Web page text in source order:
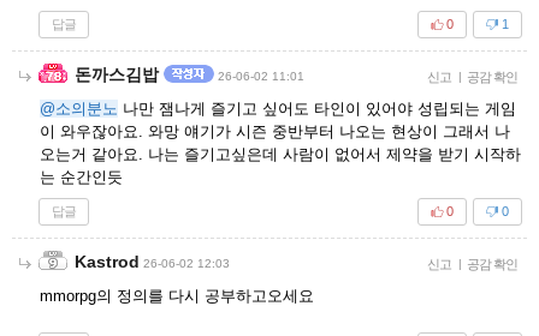
답글 1
0
돈까스김밥 26-06-02 11:01 신고 | 공감 확인
@소의분노 나만 잼나게 즐기고 싶어도 타인이 있어야 성립되는 게임
이 와우잖아요. 와망 얘기가 시즌 중반부터 나오는 현상이 그래서 나
오는거 같아요. 나는 즐기고싶은데 사람이 없어서 제약을 받기 시작하
는 순간인듯
답글 0
0
Kastrod 26-06-02 12:03 신고 | 공감 확인
mmorpg의 정의를 다시 공부하고오세요